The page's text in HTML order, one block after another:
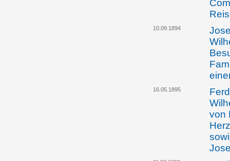
10.09.1894
16.05.1895
von